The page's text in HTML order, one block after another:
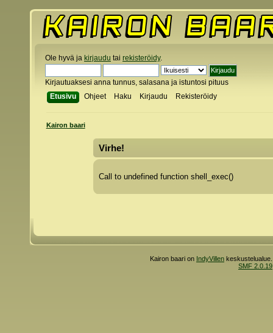
Ole hyvä ja kirjaudu tai rekisteröidy.
Kirjautuaksesi anna tunnus, salasana ja istuntosi pituus
Etusivu
Ohjeet Haku Kirjaudu Rekisteröidy
Kairon baari
Virhe!
Call to undefined function shell_exec()
Kairon baari on IndyVillen
SMF 2.0.19